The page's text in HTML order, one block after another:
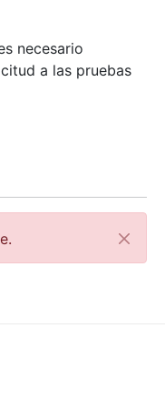
necesario
a las pruebas
Cerrar